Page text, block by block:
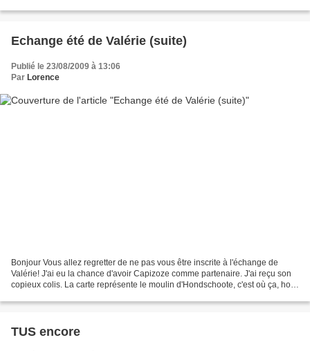
Echange été de Valérie (suite)
Publié le 23/08/2009 à 13:06
Par Lorence
Bonjour Vous allez regretter de ne pas vous être inscrite à l'échange de
Valérie! J'ai eu la chance d'avoir Capizoze comme partenaire. J'ai reçu son
copieux colis. La carte représente le moulin d'Hondschoote, c'est où ça, ho
TUS encore